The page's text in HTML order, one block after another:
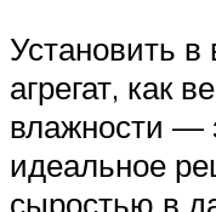
Установить в
агрегат, как
влажности —
идеальное
сыростью в